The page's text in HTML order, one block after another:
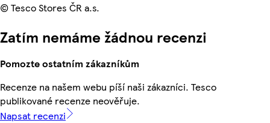
© Tesco Stores ČR a.s.
Zatím nemáme žádnou recenzi
Pomozte ostatním zákazníkům
Recenze na našem webu píší naši zákazníci. Tesco
publikované recenze neověřuje.
Napsat recenzi